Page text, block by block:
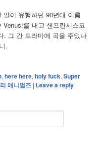
말이 유행하던 90년대 이름
Venus!를 내고 샌프란시스코
. 그 간 드라마에 곡을 주었나
.
,here here,holy fuck,Super
애니멀즈 | Leave a reply